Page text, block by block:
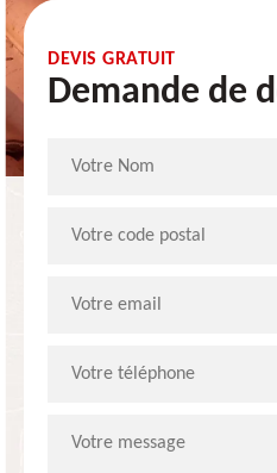
DEVIS GRATUIT
Demande de